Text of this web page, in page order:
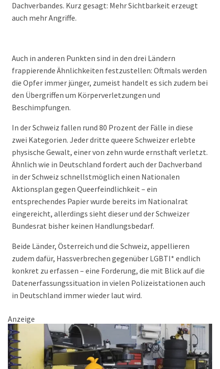
Dachverbandes. Kurz gesagt: Mehr Sichtbarkeit erzeugt
auch mehr Angriffe.
Auch in anderen Punkten sind in den drei Ländern
frappierende Ähnlichkeiten festzustellen: Oftmals werden
die Opfer immer jünger, zumeist handelt es sich zudem bei
den Übergriffen um Körperverletzungen und
Beschimpfungen.
In der Schweiz fallen rund 80 Prozent der Fälle in diese
zwei Kategorien. Jeder dritte queere Schweizer erlebte
physische Gewalt, einer von zehn wurde ernsthaft verletzt.
Ähnlich wie in Deutschland fordert auch der Dachverband
in der Schweiz schnellstmöglich einen Nationalen
Aktionsplan gegen Queerfeindlichkeit – ein
entsprechendes Papier wurde bereits im Nationalrat
eingereicht, allerdings sieht dieser und der Schweizer
Bundesrat bisher keinen Handlungsbedarf.
Beide Länder, Österreich und die Schweiz, appellieren
zudem dafür, Hassverbrechen gegenüber LGBTI* endlich
konkret zu erfassen – eine Forderung, die mit Blick auf die
Datenerfassungssituation in vielen Polizeistationen auch
in Deutschland immer wieder laut wird.
Anzeige